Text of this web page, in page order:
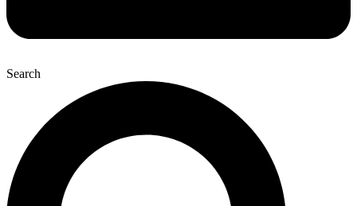
Search